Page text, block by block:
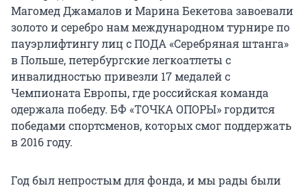
Магомед Джамалов и Марина Бекетова завоевали
золото и серебро нам международном турнире по
пауэрлифтингу лиц с ПОДА «Серебряная штанга»
в Польше, петербургские легкоатлеты с
инвалидностью привезли 17 медалей с
Чемпионата Европы, где российская команда
одержала победу. БФ «ТОЧКА ОПОРЫ» гордится
победами спортсменов, которых смог поддержать
в 2016 году.
Год был непростым для фонда, и мы рады были